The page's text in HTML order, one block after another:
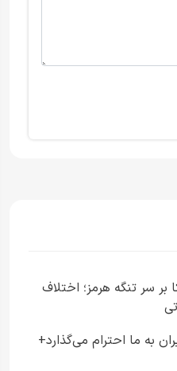
بر سر تنگه هرمز؛ اختلاف
به ما احترام می‌گذارد+